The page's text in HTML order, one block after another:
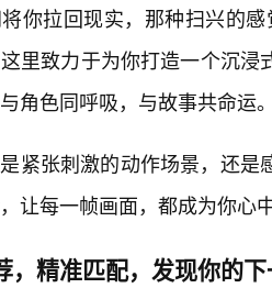
你拉回现实，那种扫兴的
里致力于为你打造一个沉
角色同呼吸，与故事共命运
紧张刺激的动作场景，还
让每一帧画面，都成为你心
，精准匹配，发现你的